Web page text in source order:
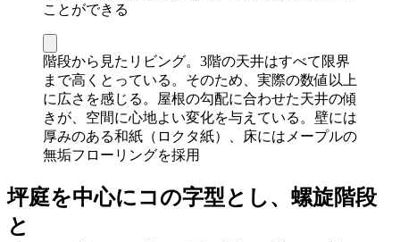
ことができる
階段から見たリビング。3階の天井はすべて限界
まで高くとっている。そのため、実際の数値以上
に広さを感じる。屋根の勾配に合わせた天井の傾
きが、空間に心地よい変化を与えている。壁には
厚みのある和紙（ロクタ紙）、床にはメープルの
無垢フローリングを採用
坪庭を中心にコの字型とし、螺旋階段
と